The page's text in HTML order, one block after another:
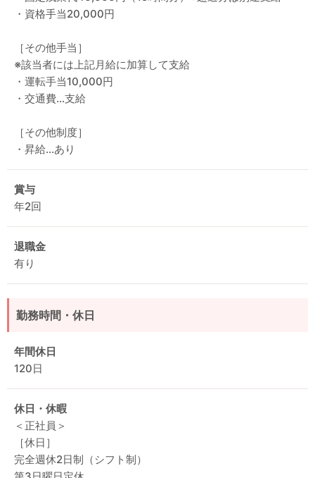
・資格手当20,000円
［その他手当］
※該当者には上記月給に加算して支給
・運転手当10,000円
・交通費…支給
［その他制度］
・昇給…あり
賞与
年2回
退職金
有り
勤務時間・休日
年間休日
120日
休日・休暇
＜正社員＞
［休日］
完全週休2日制（シフト制）